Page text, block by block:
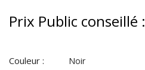
Prix Public conseillé :
Couleur : Noir